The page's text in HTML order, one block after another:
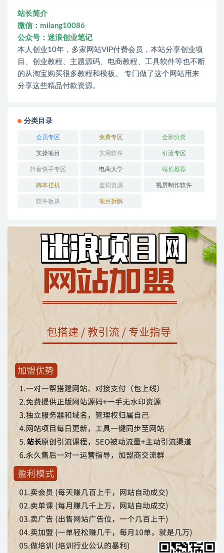
站长简介
微信：milang10086
公众号：迷浪创业笔记
本人创业10年，多家网站VIP付费会员，本站分享创业项
目、创业教程、主题源码、电商教程、工具软件等也不断
的从淘宝购买很多教程和模板。 专门做了这个网站用来
分享这些精品付款资源。
分类目录
会员专区 免费专区 全部分类
实操项目 实用软件 引流专区
抖音快手专区 电商大学 站长推荐
脚本挂机 虚拟资源 视屏制作软件
软件板块 项目拆解